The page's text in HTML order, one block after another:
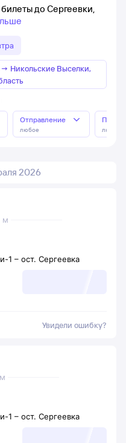
билеты до Сергеевки,
→ Никольские Выселки,
Отправление
любое любое
2026
м
1 – ост. Сергеевка
Увидели ошибку?
1 – ост. Сергеевка